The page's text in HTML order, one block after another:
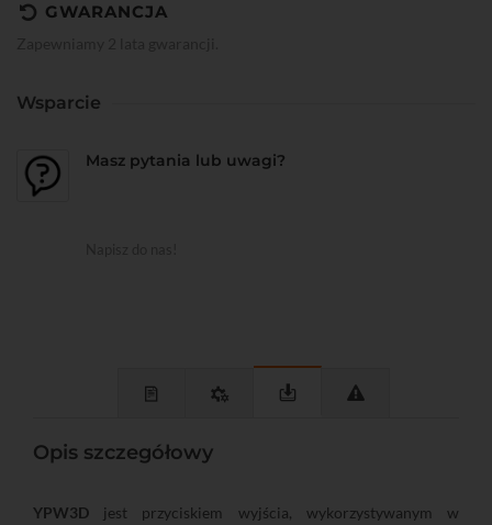
GWARANCJA
Wsparcie
Masz pytania lub uwagi?
Opis szczegółowy
YPW3D jest przyciskiem wyjścia, wykorzystywanym w